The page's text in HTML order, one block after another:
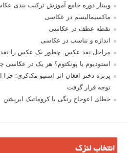
وبینار دوره جامع آموزش ترکیب بندی
ماکسیمالیسم در عکاسی
نقطه عطف در عکاسی
اندازه و تناسب در عکاسی
مراحل نقد عکس: چطور یک عکس را نقد
استودیوم یا پونکتوم؟ هر یک در عکاسی
پرتره دختر افغان اثر استیو مک‌کری:
توجه قرار گرفت
خطای اعوجاج رنگی یا کروماتیک ابریشن
انتخاب لنزک